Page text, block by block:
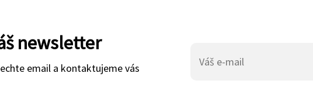
newsletter
email a kontaktujeme vás